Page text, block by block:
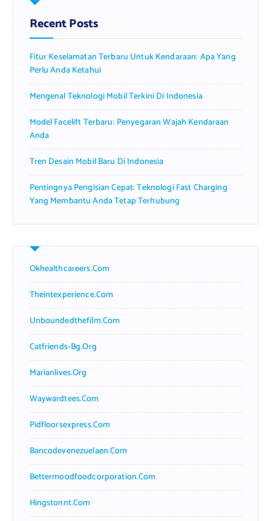
h
f
o
:
Recent Posts
Fitur Keselamatan Terbaru Untuk Kendaraan: Apa Yang
Perlu Anda Ketahui
Mengenal Teknologi Mobil Terkini Di Indonesia
Model Facelift Terbaru: Penyegaran Wajah Kendaraan
Anda
Tren Desain Mobil Baru Di Indonesia
Pentingnya Pengisian Cepat: Teknologi Fast Charging
Yang Membantu Anda Tetap Terhubung
Okhealthcareers.com
Theintexperience.com
Unboundedthefilm.com
Catfriends-Bg.org
Marianlives.org
Waywardtees.com
Pidfloorsexpress.com
Bancodevenezuelaen.com
Bettermoodfoodcorporation.com
Hingstonnt.com